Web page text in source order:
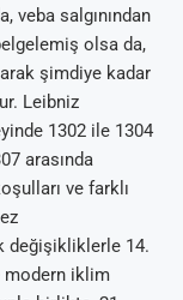
veba salgınından
olsa da,
şimdiye kadar
Leibniz
1302 ile 1304
arasında
ve farklı
değişikliklerle 14.
modern iklim